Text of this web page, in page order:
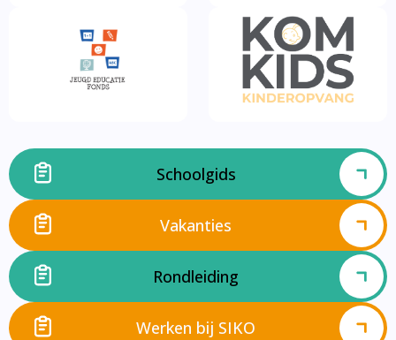
Schoolgids
Vakanties
Rondleiding
Werken bij SIKO